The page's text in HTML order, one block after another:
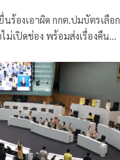
ร้องเอาผิด กกต.ปมบัตรเลือก
ม่เปิดช่อง พร้อมส่งเรื่องคืน
ปชช.ทำได้แค่ส่งเสียง